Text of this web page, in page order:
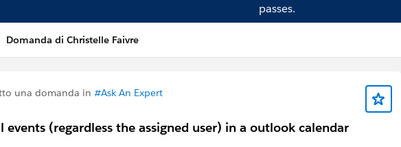
passes.
Domanda di Christelle Faivre
una domanda in #Ask An Expert
events (regardless the assigned user) in a outlook calendar